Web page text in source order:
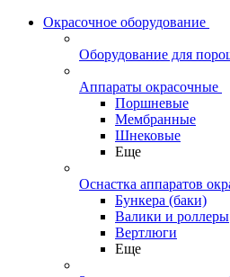
Окрасочное оборудование
Оборудование для
Аппараты окрасочные
Поршневые
Мембранные
Шнековые
Еще
Оснастка аппаратов
Бункера (баки)
Валики и роллеры
Вертлюги
Еще